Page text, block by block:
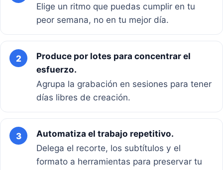
Elige un ritmo que puedas cumplir en tu
peor semana, no en tu mejor día.
2
Produce por lotes para concentrar el
esfuerzo.
Agrupa la grabación en sesiones para tener
días libres de creación.
3
Automatiza el trabajo repetitivo.
Delega el recorte, los subtítulos y el
formato a herramientas para preservar tu